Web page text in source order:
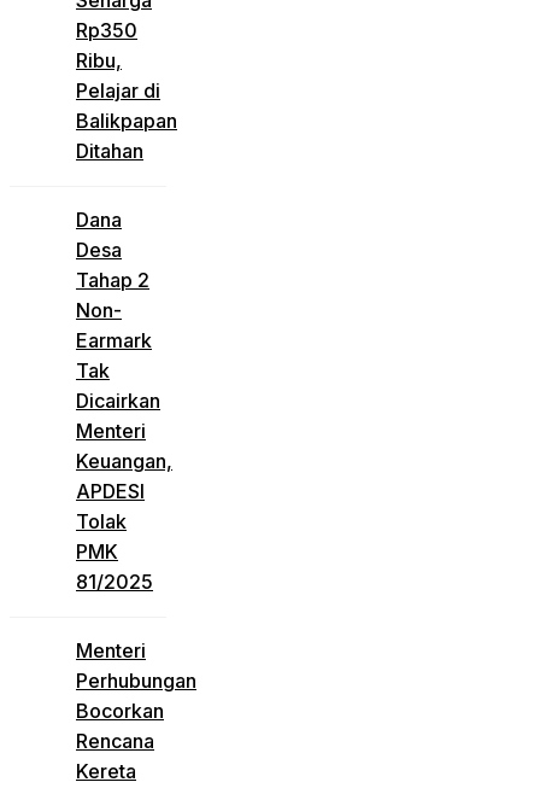
Rp350
Ribu,
Pelajar di
Balikpapan
Ditahan
Dana
Desa
Tahap 2
Non-
Earmark
Tak
Dicairkan
Menteri
Keuangan,
APDESI
Tolak
PMK
81/2025
Menteri
Perhubungan
Bocorkan
Rencana
Kereta